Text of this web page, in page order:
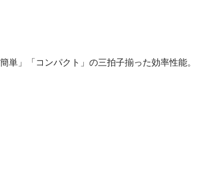
」「コンパクト」の三拍子揃った効率性能。